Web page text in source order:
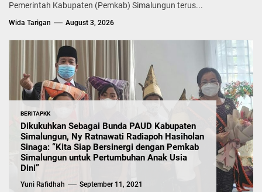
Pemerintah Kabupaten (Pemkab) Simalungun terus...
Wida Tarigan August 3, 2026
BERITAPKK
Dikukuhkan Sebagai Bunda PAUD Kabupaten
Simalungun, Ny Ratnawati Radiapoh Hasiholan
Sinaga: “Kita Siap Bersinergi dengan Pemkab
Simalungun untuk Pertumbuhan Anak Usia
Dini”
Yuni Rafidhah September 11, 2021